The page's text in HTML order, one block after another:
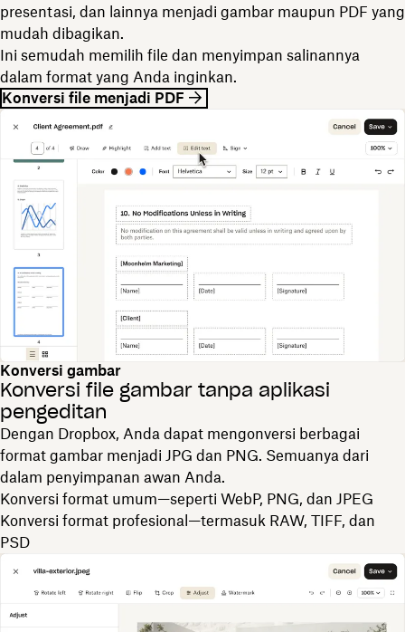
presentasi, dan lainnya menjadi gambar maupun PDF yang
mudah dibagikan.
Ini semudah memilih file dan menyimpan salinannya
dalam format yang Anda inginkan.
Konversi file menjadi PDF
Konversi gambar
Konversi file gambar tanpa aplikasi
pengeditan
Dengan Dropbox, Anda dapat mengonversi berbagai
format gambar menjadi JPG dan PNG. Semuanya dari
dalam penyimpanan awan Anda.
Konversi format umum—seperti WebP, PNG, dan JPEG
Konversi format profesional—termasuk RAW, TIFF, dan
PSD